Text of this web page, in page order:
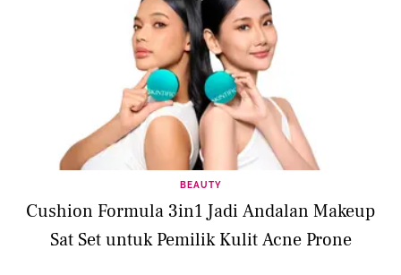
BEAUTY
Cushion Formula 3in1 Jadi Andalan Makeup
Sat Set untuk Pemilik Kulit Acne Prone